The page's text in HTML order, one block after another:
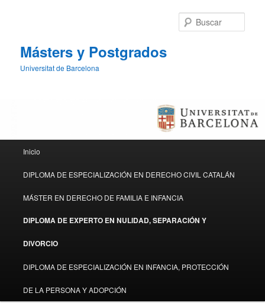
Másters y Postgrados
Universitat de Barcelona
Ir al contenido principal
Ir al contenido secundario
Inicio
DIPLOMA DE ESPECIALIZACIÓN EN DERECHO CIVIL CATALÁN
MÁSTER EN DERECHO DE FAMILIA E INFANCIA
DIPLOMA DE EXPERTO EN NULIDAD, SEPARACIÓN Y
DIVORCIO
DIPLOMA DE ESPECIALIZACIÓN EN INFANCIA, PROTECCIÓN
DE LA PERSONA Y ADOPCIÓN